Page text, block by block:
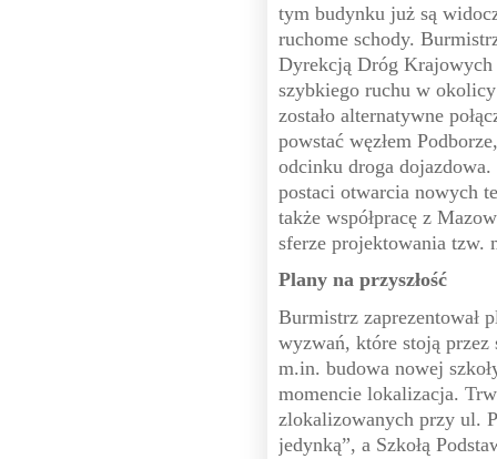
tym budynku już są
ruchome schody.
Dyrekcją Dróg
szybkiego ruchu w
zostało alternatywne
powstać węzłem
odcinku droga
postaci otwarcia nowych
także współpracę z
sferze projektowania tzw.
Plany na przyszłość
Burmistrz zaprezentował
wyzwań, które stoją
m.in. budowa nowej
momencie lokalizacja.
zlokalizowanych przy ul.
jedynką”, a Szkołą